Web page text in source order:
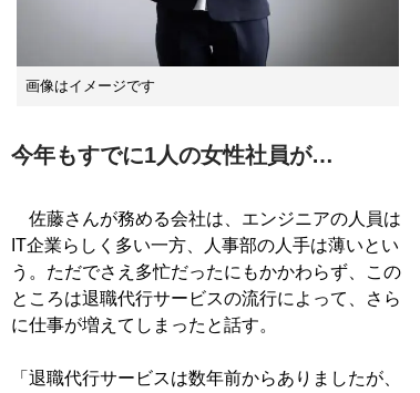
画像はイメージです
今年もすでに1人の女性社員が…
佐藤さんが務める会社は、エンジニアの人員は
IT企業らしく多い一方、人事部の人手は薄いとい
う。ただでさえ多忙だったにもかかわらず、この
ところは退職代行サービスの流行によって、さら
に仕事が増えてしまったと話す。
「退職代行サービスは数年前からありましたが、